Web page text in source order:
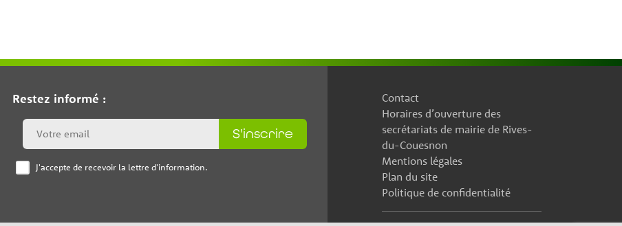
Restez informé :
J'accepte de recevoir la lettre d'information.
S'inscrire
Contact
Horaires d’ouverture des
secrétariats de mairie de Rives-
du-Couesnon
Mentions légales
Plan du site
Politique de confidentialité